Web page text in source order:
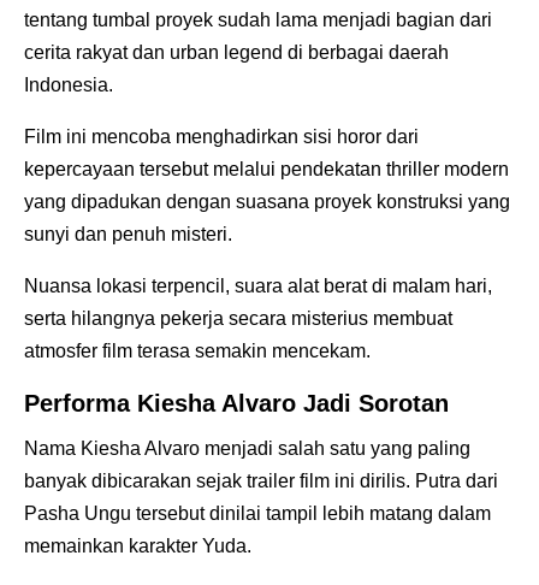
tentang tumbal proyek sudah lama menjadi bagian dari
cerita rakyat dan urban legend di berbagai daerah
Indonesia.
Film ini mencoba menghadirkan sisi horor dari
kepercayaan tersebut melalui pendekatan thriller modern
yang dipadukan dengan suasana proyek konstruksi yang
sunyi dan penuh misteri.
Nuansa lokasi terpencil, suara alat berat di malam hari,
serta hilangnya pekerja secara misterius membuat
atmosfer film terasa semakin mencekam.
Performa Kiesha Alvaro Jadi Sorotan
Nama Kiesha Alvaro menjadi salah satu yang paling
banyak dibicarakan sejak trailer film ini dirilis. Putra dari
Pasha Ungu tersebut dinilai tampil lebih matang dalam
memainkan karakter Yuda.